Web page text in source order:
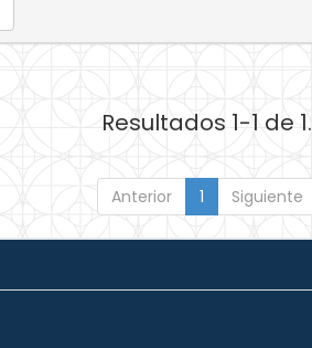
Resultados 1-1 de 1.
Anterior 1 Siguiente